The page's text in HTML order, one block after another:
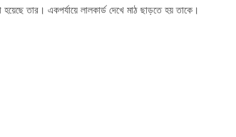
তার। একপর্যায়ে লালকার্ড দেখে মাঠ ছাড়তে হয় তাকে।